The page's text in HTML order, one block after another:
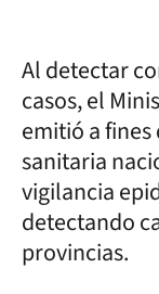
Al detectar
casos, el
emitió a
sanitaria
vigilancia
detectando
provincias.